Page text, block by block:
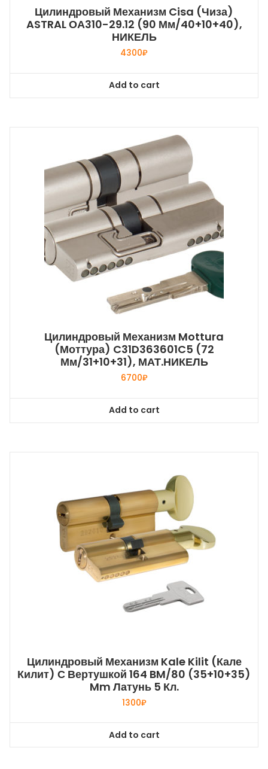
Цилиндровый Механизм Cisa (Чиза)
ASTRAL ОА310-29.12 (90 Мм/40+10+40),
НИКЕЛЬ
4300₽
Add to cart
Цилиндровый Механизм Mottura
(Моттура) C31D363601C5 (72
Мм/31+10+31), МАТ.НИКЕЛЬ
6700₽
Add to cart
Цилиндровый Механизм Kale Kilit (Кале
Килит) С Вертушкой 164 BM/80 (35+10+35)
Mm Латунь 5 Кл.
1300₽
Add to cart